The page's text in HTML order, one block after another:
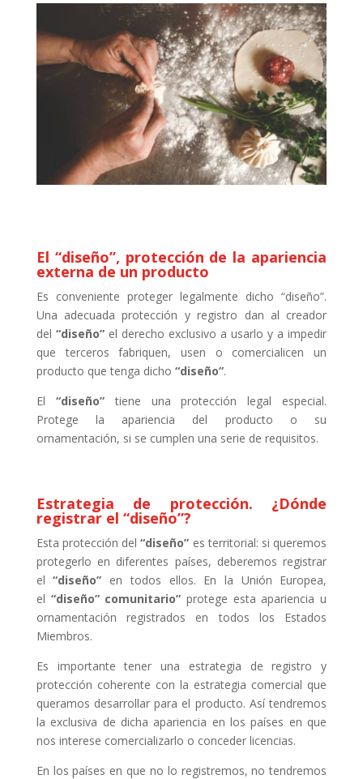
El “diseño”, protección de la apariencia
externa de un producto
Es conveniente proteger legalmente dicho “diseño”.
Una adecuada protección y registro dan al creador
del “diseño”el derecho exclusivo a usarlo y a impedir
que terceros fabriquen, usen o comercialicen un
producto que tenga dicho “diseño”.
El “diseño”tiene una protección legal especial.
Protege la apariencia del producto o su
ornamentación, si se cumplen una serie de requisitos.
Estrategia de protección. ¿Dónde
registrar el “diseño”?
Esta protección del“diseño” es territorial: si queremos
protegerlo en diferentes países, deberemos registrar
el“diseño” en todos ellos. En la Unión Europea,
el “diseño” comunitario” protege esta apariencia u
ornamentación registrados en todos los Estados
Miembros.
Es importante tener una estrategia de registro y
protección coherente con la estrategia comercial que
queramos desarrollar para el producto. Así tendremos
la exclusiva de dicha apariencia en los países en que
nos interese comercializarlo o conceder licencias.
En los países en que no lo registremos, no tendremos